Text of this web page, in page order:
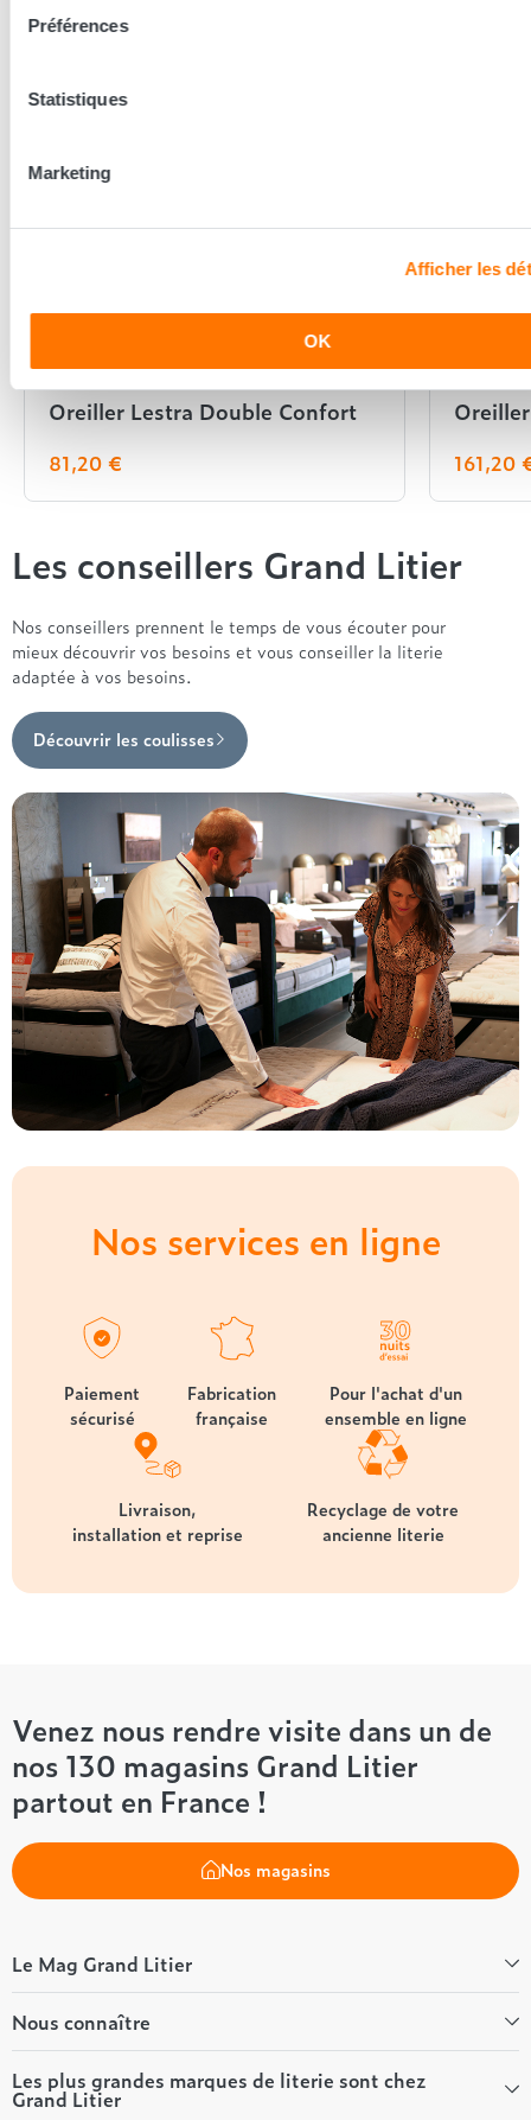
Préférences
Statistiques
Marketing
Afficher les
OK
Oreiller Lestra Double Confort
81,20 € 161,20
Les conseillers Grand Litier
Nos conseillers prennent le temps de vous écouter pour
mieux découvrir vos besoins et vous conseiller la literie
adaptée à vos besoins.
Découvrir les coulisses
Nos services en ligne
Paiement
sécurisé
Fabrication
française
Pour l'achat d'un
ensemble en ligne
Livraison,
installation et reprise
Recyclage de votre
ancienne literie
Venez nous rendre visite dans un de
nos 130 magasins Grand Litier
partout en France !
Nos magasins
Le Mag Grand Litier
Bien-être
Conseils literie
Tous les articles du Mag
Tous nos guides
Nous connaître
Qui sommes-nous ?
Nos valeurs
Les plus grandes marques de literie sont chez
Grand Litier